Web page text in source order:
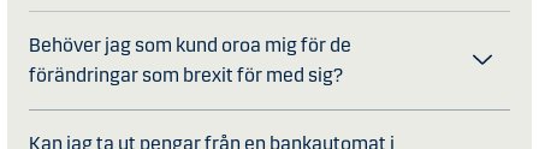
Behöver jag som kund oroa mig för de
förändringar som brexit för med sig?
Kan jag ta ut pengar från en bankautomat i